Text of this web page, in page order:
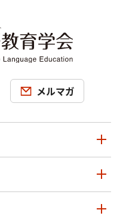
メルマガ